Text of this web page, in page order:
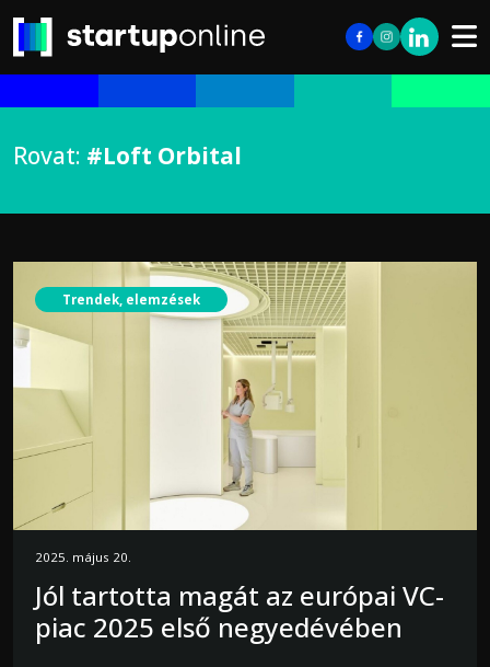
Rovat: #Loft Orbital
Trendek, elemzések
2025. május 20.
Jól tartotta magát az európai VC-
piac 2025 első negyedévében